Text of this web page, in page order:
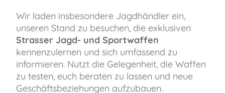
Wir laden insbesondere Jagdhändler ein,
unseren Stand zu besuchen, die exklusiven
Strasser Jagd- und Sportwaffen
kennenzulernen und sich umfassend zu
informieren. Nutzt die Gelegenheit, die Waffen
zu testen, euch beraten zu lassen und neue
Geschäftsbeziehungen aufzubauen.